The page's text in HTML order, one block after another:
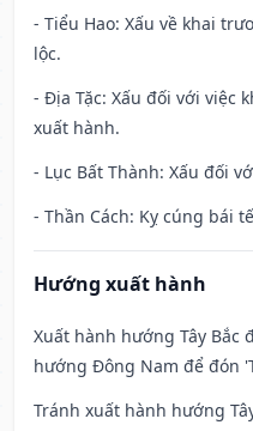
- Tiểu Hao: Xấu về khai
lộc.
- Địa Tặc: Xấu đối với việc
xuất hành.
- Lục Bất Thành: Xấu đối
- Thần Cách: Kỵ cúng bái
Hướng xuất hành
Xuất hành hướng Tây Bắc
hướng Đông Nam để đón
Tránh xuất hành hướng